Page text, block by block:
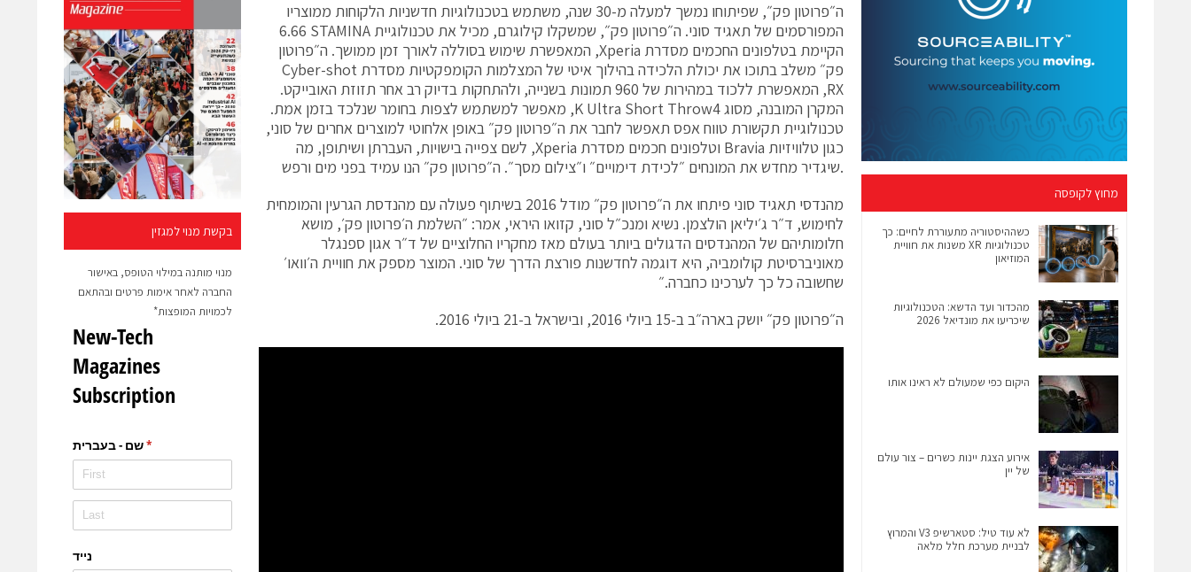
בקשת מנוי למגזין
מנוי מותנה במילוי הטופס, באישור
החברה לאחר אימות פרטים ובהתאם
לכמויות המופצות*
ה״פרוטון פק״, שפיתוחו נמשך למעלה מ-30 שנה, משתמש בטכנולוגיות חדשניות הלקוחות ממוצריו
המפורסמים של תאגיד סוני. ה״פרוטון פק״, שמשקלו 6‪
.66 קילוגרם, מכיל את טכנולוגיית STAMINA
הקיימת בטלפונים החכמים מסדרת Xperia, המאפשרת שימוש בסוללה לאורך זמן ממושך. ה״פרוטון
פק״ משלב בתוכו את יכולת הלכידה בהילוך איטי של המצלמות הקומפקטיות מסדרת
Cyber‪-shot
RX
, המאפשרת ללכוד במהירות של 960 תמונות בשנייה, ולהתחקות בדיוק רב אחר תזוזת האובייקט.
המקרן המובנה, מסוג 4 K Ultra Short Throw, מאפשר למשתמש לצפות בחומר שנלכד בזמן אמת.
טכנולוגיית תקשורת טווח אפס תאפשר לחבר את ה״פרוטון פק״ באופן אלחוטי למוצרים אחרים של סוני,
כגון טלוויזיות Bravia וטלפונים חכמים מסדרת Xperia, לשם צפייה בישויות, העברתן ושיתופן, מה
שיגדיר מחדש את המונחים ״לכידת דימויים״ ו״צילום מסך״. ה״פרוטון פק״ הנו עמיד בפני מים ורפש.
מהנדסי תאגיד סוני פיתחו את ה״פרוטון פק״ מודל 2016 בשיתוף פעולה עם מהנדסת הגרעין והמומחית
לחימוש, ד״ר ג׳יליאן הולצמן. נשיא ומנכ״ל סוני, קזואו היראי, אמר: ״השלמת ה׳פרוטון פק׳, מושא
חלומותיהם של המהנדסים הדגולים ביותר בעולם מאז מחקריו החלוציים של ד״ר אגון ספנגלר
מאוניברסיטת קולומביה, היא דוגמה לחדשנות פורצת הדרך של סוני. המוצר מספק את חוויית ה׳וואו׳
שחשובה כל כך לערכינו כחברה.״
ה״פרוטון פק״ יושק בארה״ב ב-15 ביולי 2016, ובישראל ב-21 ביולי 2016.
מחוץ לקופסה
כשההיסטוריה מתעוררת לחיים: כך
טכנולוגיות XR משנות את חוויית
המוזיאון
מהכדור ועד הדשא: הטכנולוגיות
שיכריעו את מונדיאל 2026
היקום כפי שמעולם לא ראינו אותו
אירוע הצגת יינות כשרים – צור עולם
של יין
לא עוד טיל: סטארשיפ V3 והמרוץ
לבניית מערכת חלל מלאה